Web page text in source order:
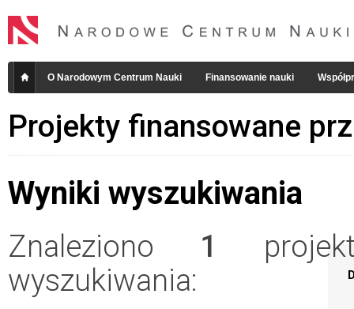
O Narodowym Centrum Nauki Finansowanie nauki
Projekty finansowane
Wyniki wyszukiwania
Znaleziono 1
wyszukiwania: